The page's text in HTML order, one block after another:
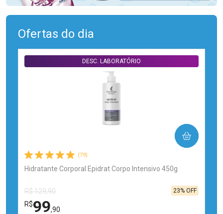
Ofertas do dia
(79)
Hidratante Corporal Epidrat Corpo Intensivo 450g
DESC. LABORATÓRIO
R$ 129,90
R$99,90
23% OFF
COMPRAR